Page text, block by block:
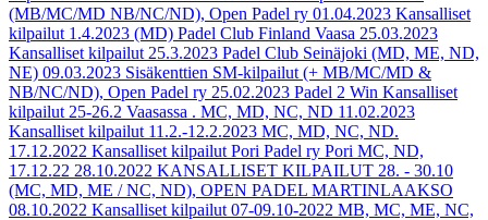
(MB/MC/MD NB/NC/ND), Open Padel ry 01.04.2023 Kansalliset
kilpailut 1.4.2023 (MD) Padel Club Finland Vaasa 25.03.2023
Kansalliset kilpailut 25.3.2023 Padel Club Seinäjoki (MD, ME, ND,
NE) 09.03.2023 Sisäkenttien SM-kilpailut (+ MB/MC/MD &
NB/NC/ND), Open Padel ry 25.02.2023 Padel 2 Win Kansalliset
kilpailut 25-26.2 Vaasassa . MC, MD, NC, ND 11.02.2023
Kansalliset kilpailut 11.2.-12.2.2023 MC, MD, NC, ND.
17.12.2022 Kansalliset kilpailut Pori Padel ry Pori MC, ND,
17.12.22 28.10.2022 KANSALLISET KILPAILUT 28. - 30.10
(MC, MD, ME / NC, ND), OPEN PADEL MARTINLAAKSO
08.10.2022 Kansalliset kilpailut 07-09.10-2022 MB, MC, ME, NC,